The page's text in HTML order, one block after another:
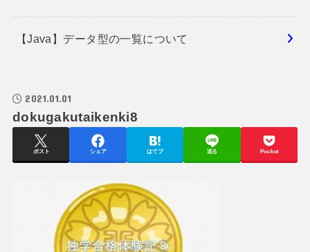
【Java】データ型の一覧について
2021.01.01
dokugakutaikenki8
ポスト シェア はてブ 送る Pocket